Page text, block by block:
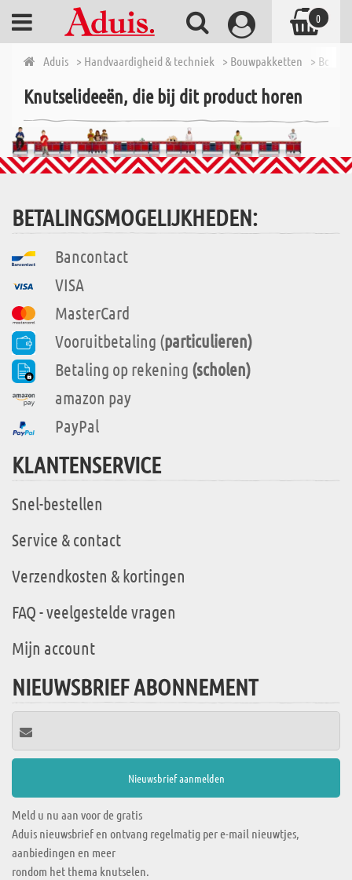
Aduis > Handvaardigheid & techniek > Bouwpakketten >
Knutselideeën, die bij dit product horen
BETALINGSMOGELIJKHEDEN:
Bancontact
VISA
MasterCard
Vooruitbetaling (particulieren)
Betaling op rekening (scholen)
amazon pay
PayPal
KLANTENSERVICE
Snel-bestellen
Service & contact
Verzendkosten & kortingen
FAQ - veelgestelde vragen
Mijn account
NIEUWSBRIEF ABONNEMENT
Meld u nu aan voor de gratis
Aduis nieuwsbrief en ontvang regelmatig per e-mail nieuwtjes,
aanbiedingen en meer
rondom het thema knutselen.
0